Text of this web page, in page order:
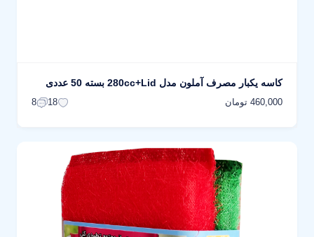
کاسه یکبار مصرف آملون مدل 280cc+Lid بسته 50 عددی
460,000 تومان 18
8